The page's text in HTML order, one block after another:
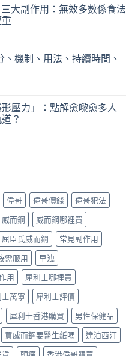
大副作用：無效多數係食法
、機制、用法、持續時間、
壓力」：點解愈嚟愈多人
？
偉哥 偉哥價錢
偉哥犯法
威而鋼
威而鋼哪裡買
屈臣氏威而鋼
常見副作用
需服用
早洩
用
犀利士哪裡買
士萬寧
犀利士評價
犀利士香港購買
男性保健品
買威而鋼要醫生紙嗎
達泊西汀
頭痛 香港偉哥購買